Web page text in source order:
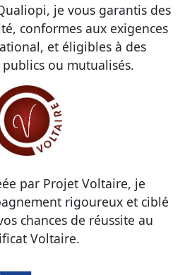
je vous garantis des
conformes aux exigences
et éligibles à des
ou mutualisés.
par Projet Voltaire, je
rigoureux et ciblé
chances de réussite au
Voltaire.